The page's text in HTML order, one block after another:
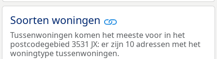
Soorten woningen
Tussenwoningen komen het meeste voor in het
postcodegebied 3531 JX: er zijn 10 adressen met het
woningtype tussenwoningen.